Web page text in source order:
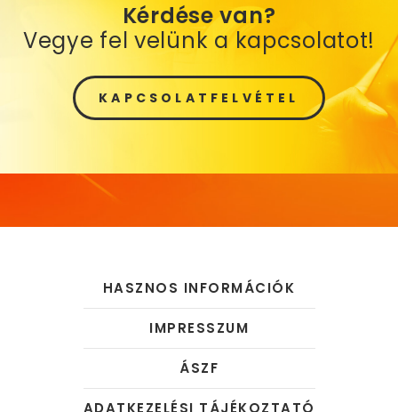
Kérdése van?
Vegye fel velünk a kapcsolatot!
KAPCSOLATFELVÉTEL
HASZNOS INFORMÁCIÓK
IMPRESSZUM
ÁSZF